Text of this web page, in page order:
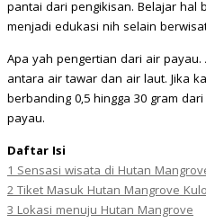
pantai dari pengikisan. Belajar hal
menjadi edukasi nih selain
Apa yah pengertian dari air
antara air tawar dan air laut. Jika
berbanding 0,5 hingga 30 gram
payau.
Daftar Isi
1Sensasi wisata di Hutan
2Tiket Masuk Hutan Mangrove
3Lokasi menuju Hutan Mangrove